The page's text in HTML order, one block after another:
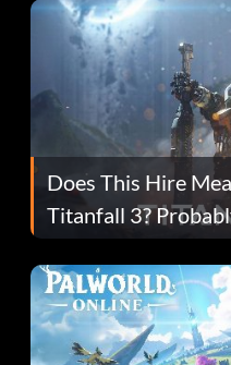
Does This Hire
Titanfall 3?
Fans Are Hopeful